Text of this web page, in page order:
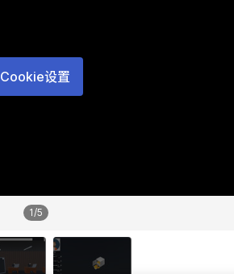
Cookie设置
1/5